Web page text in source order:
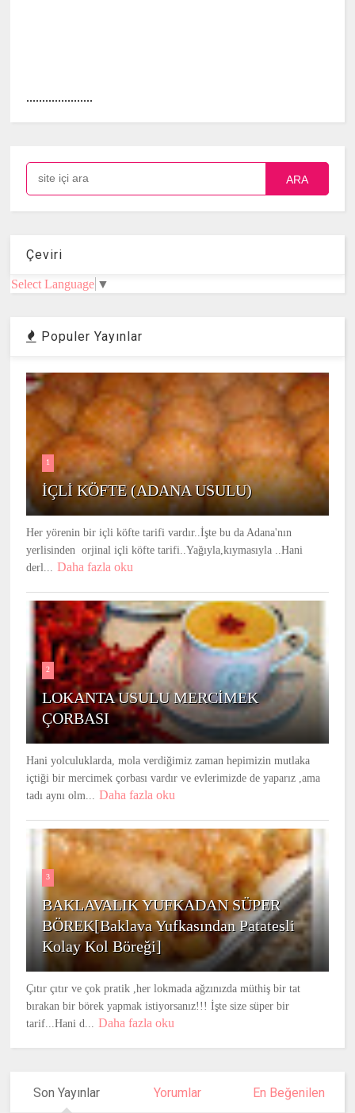
.....................
ARA
Çeviri
Select Language ▼
Populer Yayınlar
1
İÇLİ KÖFTE (ADANA USULU)
Her yörenin bir içli köfte tarifi vardır..İşte bu da Adana'nın
yerlisinden orjinal içli köfte tarifi..Yağıyla,kıymasıyla ..Hani
derl... Daha fazla oku
2
LOKANTA USULU MERCİMEK
ÇORBASI
Hani yolculuklarda, mola verdiğimiz zaman hepimizin mutlaka
içtiği bir mercimek çorbası vardır ve evlerimizde de yaparız ,ama
tadı aynı olm... Daha fazla oku
3
BAKLAVALIK YUFKADAN SÜPER
BÖREK[Baklava Yufkasından Patatesli
Kolay Kol Böreği]
Çıtır çıtır ve çok pratik ,her lokmada ağzınızda müthiş bir tat
bırakan bir börek yapmak istiyorsanız!!! İşte size süper bir
tarif...Hani d... Daha fazla oku
Son Yayınlar Yorumlar En Beğenilen